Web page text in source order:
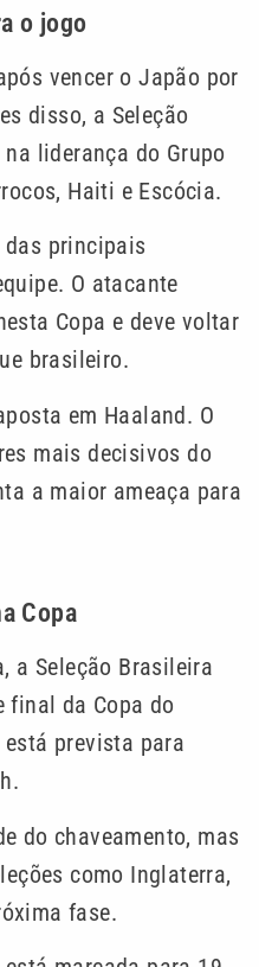
o jogo
vencer o Japão por
disso, a Seleção
liderança do Grupo
Haiti e Escócia.
principais
O atacante
Copa e deve voltar
brasileiro.
em Haaland. O
mais decisivos do
a maior ameaça para
Copa
a Seleção Brasileira
final da Copa do
prevista para
do chaveamento, mas
como Inglaterra,
fase.